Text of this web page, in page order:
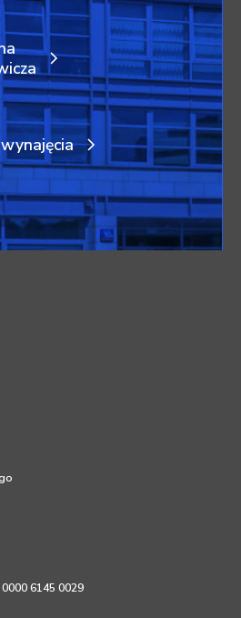
6145 0029